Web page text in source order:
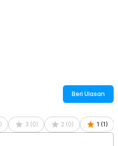
Beri Ulasan
) 3 (0) 2 (0) 1 (1 )